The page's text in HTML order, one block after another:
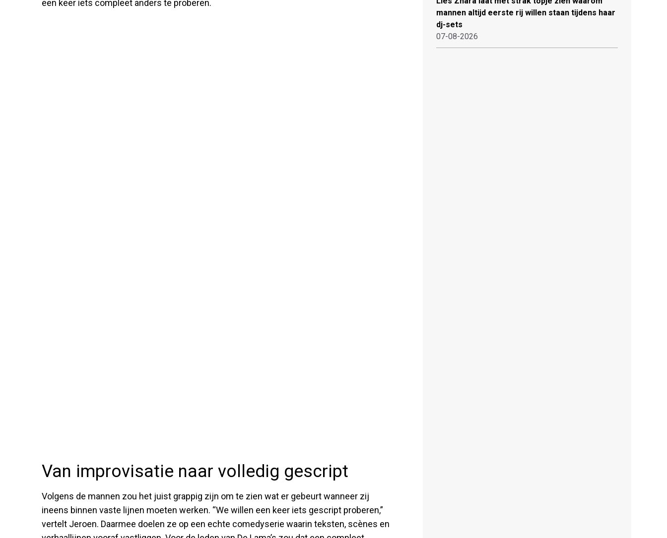
een keer iets compleet anders te proberen.
Van improvisatie naar volledig gescript
Volgens de mannen zou het juist grappig zijn om te zien wat er gebeurt wanneer zij
ineens binnen vaste lijnen moeten werken. “We willen een keer iets gescript proberen,”
vertelt Jeroen. Daarmee doelen ze op een echte comedyserie waarin teksten, scènes en
mannen altijd eerste rij willen staan tijdens haar
dj-sets
07-08-2026